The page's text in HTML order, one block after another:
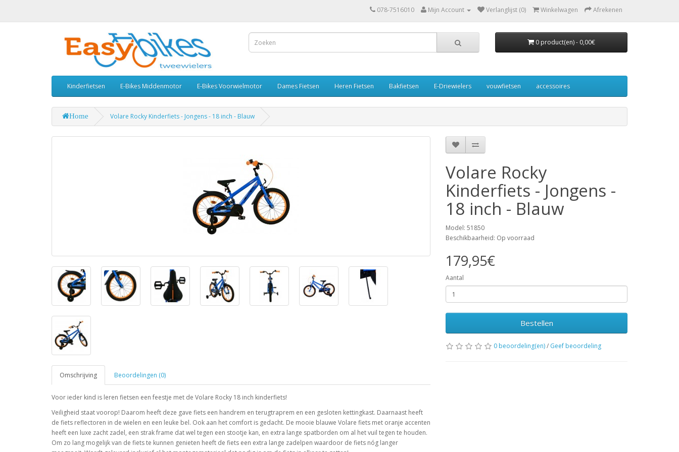
078-7516010 Mijn Account Verlanglijst (0) Winkelwagen Afrekenen
0 product(en) - 0,00€
Kinderfietsen E-Bikes Middenmotor E-Bikes Voorwielmotor Dames Fietsen Heren Fietsen Bakfietsen E-Driewielers vouwfietsen accessoires
Home Volare Rocky Kinderfiets - Jongens - 18 inch - Blauw
Omschrijving Beoordelingen (0)
Voor ieder kind is leren fietsen een feestje met de Volare Rocky 18 inch kinderfiets!
Veiligheid staat voorop! Daarom heeft deze gave fiets een handrem en terugtraprem en een gesloten kettingkast. Daarnaast heeft
de fiets reflectoren in de wielen en een leuke bel. Ook aan het comfort is gedacht. De mooie blauwe Volare fiets met oranje accenten
heeft een luxe zacht zadel, een strak frame dat wel tegen een stootje kan, en extra lange spatborden om al het vuil tegen te houden.
Om zo lang mogelijk van de fiets te kunnen genieten heeft de fiets een extra lange zadelpen waardoor de fiets nóg langer
Volare Rocky
Kinderfiets - Jongens -
18 inch - Blauw
Model: 51850
Beschikbaarheid: Op voorraad
179,95€
Aantal
Bestellen
0 beoordeling(en)/ Geef beoordeling